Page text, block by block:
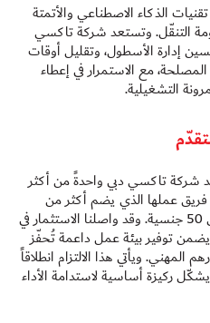
الذكاء الاصطناعي والأتمتة
التنقّل. وتستعد شركة تاكسي
إدارة الأسطول، وتقليل أوقات
مع الاستمرار في إعطاء
التشغيلية.
شركة تاكسي دبي واحدةً من أكثر
عملها الذي يضم أكثر من
18,000 سائق يمثّلون ما يزيد على 50 جنسية. وقد واصلنا الاستثمار في
يضمن توفير بيئة عمل داعمة تُحفّز
المهني. ويأتي هذا الالتزام انطلاقاً
ركيزة أساسية لاستدامة الأداء